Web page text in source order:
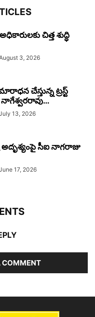
చిత్త శుద్ధి
3, 2026
చేస్తున్న ట్రస్ట్
నాగేశ్వరరావు…
13, 2026
సీఐ నాగరాజు
17, 2026
COMMENT